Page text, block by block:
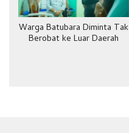
Warga Batubara Diminta Tak
Berobat ke Luar Daerah